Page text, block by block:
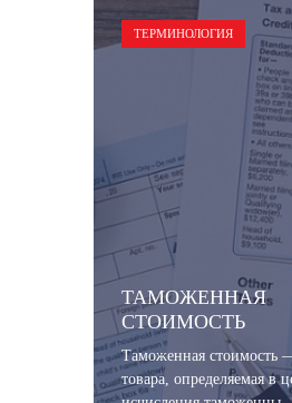
ТЕРМИНОЛОГИЯ
ТАМОЖЕННАЯ
СТОИМОСТЬ
Таможенная стоимость
товара, определяемая в